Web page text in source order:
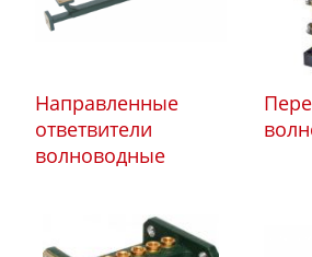
Направленные
ответвители
волноводные